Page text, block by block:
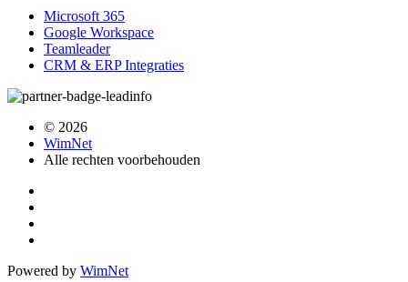
Microsoft 365
Google Workspace
Teamleader
CRM & ERP Integraties
© 2026
WimNet
Alle rechten voorbehouden
Powered by WimNet